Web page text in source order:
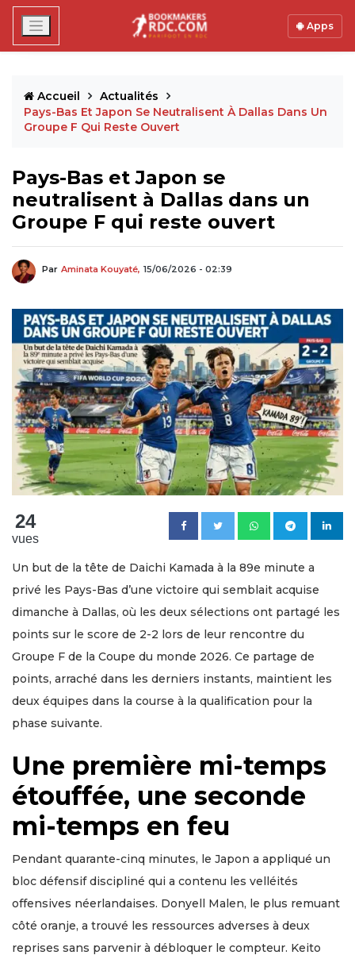
Apps
Accueil
Actualités
Pays-Bas Et Japon Se Neutralisent À Dallas Dans Un
Groupe F Qui Reste Ouvert
Pays-Bas et Japon se
neutralisent à Dallas dans un
Groupe F qui reste ouvert
Par Aminata Kouyaté, 15/06/2026 - 02:39
24
vues
Un but de la tête de Daichi Kamada à la 89e minute a
privé les Pays-Bas d’une victoire qui semblait acquise
dimanche à Dallas, où les deux sélections ont partagé les
points sur le score de 2-2 lors de leur rencontre du
Groupe F de la Coupe du monde 2026. Ce partage de
points, arraché dans les derniers instants, maintient les
deux équipes dans la course à la qualification pour la
phase suivante.
Une première mi-temps
étouffée, une seconde
mi-temps en feu
Pendant quarante-cinq minutes, le Japon a appliqué un
bloc défensif discipliné qui a contenu les velléités
offensives néerlandaises. Donyell Malen, le plus remuant
côté oranje, a trouvé les ressources adverses à deux
reprises sans parvenir à débloquer le compteur. Keito